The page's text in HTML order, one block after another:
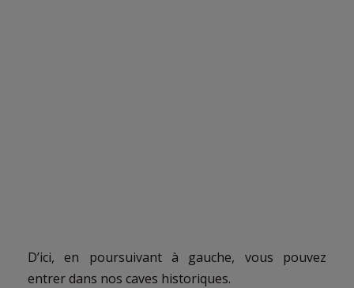
D’ici, en poursuivant à gauche, vous pouvez
entrer dans nos caves historiques.